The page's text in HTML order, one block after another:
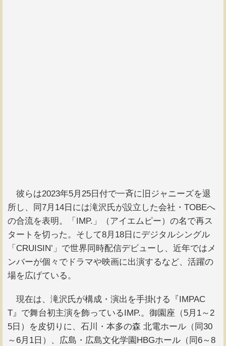
彼らは2023年5月25日付で一斉に旧ジャニーズを退
所し、同7月14日には滝沢氏が設立した会社・TOBEへ
の合流を表明。「IMP.」（アイエムピー）の名で再ス
タートを切った。そして8月18日にデジタルシングル
「CRUISIN’」で世界同時配信デビューし、近年ではメ
ンバーが個々でドラマや映画に出演するなど、活躍の
場を広げている。
現在は、滝沢氏が構成・演出を手掛ける『IMPAC
T』で舞台初主演を飾っているIMP.。御園座（5月1～2
5日）を皮切りに、石川・本多の森 北電ホール（同30
～6月1日）、広島・広島文化学園HBGホール（同6～8